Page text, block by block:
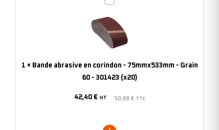
corindon
60
1 × Bande abrasive en corindon - 75mmx533mm - Grain
60 - 301423 (x20)
42,40 € HT 50,88 €